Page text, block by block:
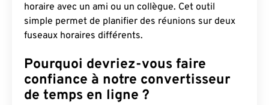
horaire avec un ami ou un collègue. Cet outil
simple permet de planifier des réunions sur deux
fuseaux horaires différents.
Pourquoi devriez-vous faire
confiance à notre convertisseur
de temps en ligne ?